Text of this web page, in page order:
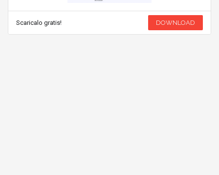
Scaricalo gratis! DOWNLOAD